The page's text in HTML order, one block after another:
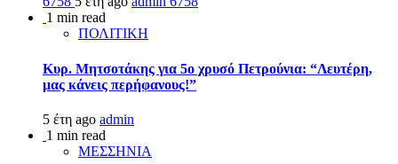
1 min read
ΠΟΛΙΤΙΚΗ
Κυρ. Μητσοτάκης για 5ο χρυσό Πετρούνια: “Λευτέρη,
μας κάνεις περήφανους!”
5 έτη ago admin
1 min read
ΜΕΣΣΗΝΙΑ